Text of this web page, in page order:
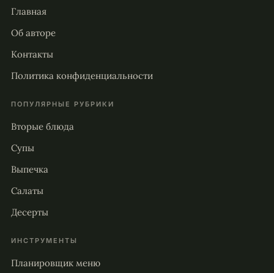
Главная
Об авторе
Контакты
Политика конфиденциальности
ПОПУЛЯРНЫЕ РУБРИКИ
Вторые блюда
Супы
Выпечка
Салаты
Десерты
ИНСТРУМЕНТЫ
Планировщик меню